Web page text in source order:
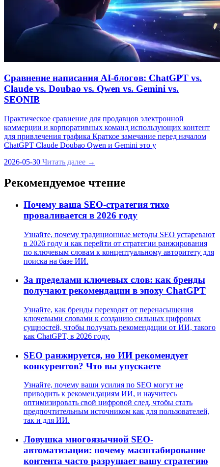
Сравнение написания AI‑блогов: ChatGPT vs.
Claude vs. Doubao vs. Qwen vs. Gemini vs.
SEONIB
Практическое сравнение для продавцов электронной
коммерции и корпоративных команд использующих контент
для привлечения трафика Краткое замечание перед началом
ChatGPT Claude Doubao Qwen и Gemini это у
2026-05-30 Читать далее →
Рекомендуемое чтение
Почему ваша SEO-стратегия тихо
проваливается в 2026 году
Узнайте, почему традиционные методы SEO устаревают
в 2026 году и как перейти от стратегии ранжирования
по ключевым словам к концептуальному авторитету для
поиска на базе ИИ.
За пределами ключевых слов: как бренды
получают рекомендации в эпоху ChatGPT
Узнайте, как бренды переходят от перенасыщения
ключевыми словами к созданию сильных цифровых
сущностей, чтобы получать рекомендации от ИИ, такого
как ChatGPT, в 2026 году.
SEO ранжируется, но ИИ рекомендует
конкурентов? Что вы упускаете
Узнайте, почему ваши усилия по SEO могут не
приводить к рекомендациям ИИ, и научитесь
оптимизировать свой цифровой след, чтобы стать
предпочтительным источником как для пользователей,
так и для ИИ.
Ловушка многоязычной SEO-
автоматизации: почему масштабирование
контента часто разрушает вашу стратегию